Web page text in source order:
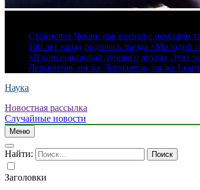
Станислав Чекан: как воевал с немцами
100 лет назад родилась звезда
«Я консервировал лучшего друга» Этот
Лермонтов, он же Лермантов, он же
Наука
Новостная рассылка
Случайные новости
Меню
Найти:
Заголовки